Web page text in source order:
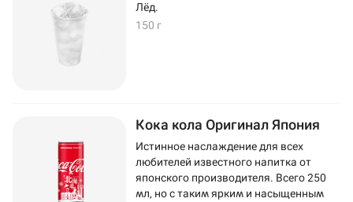
Лёд.
150 г
Кока кола Оригинал Япония
Истинное наслаждение для всех
любителей известного напитка от
японского производителя. Всего 250
мл, но с таким ярким и насыщенным